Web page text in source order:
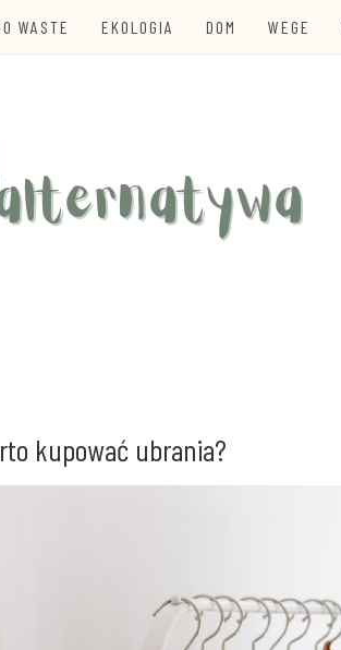
WASTE EKOLOGIA DOM WEGE
kupować ubrania?